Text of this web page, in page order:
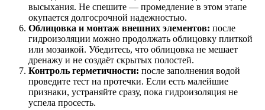
высыхания. Не спешите — промедление в этом этапе
окупается долгосрочной надежностью.
Облицовка и монтаж внешних элементов: после
гидроизоляции можно продолжать облицовку плиткой
или мозаикой. Убедитесь, что облицовка не мешает
дренажу и не создаёт скрытых полостей.
Контроль герметичности: после заполнения водой
проведите тест на протечки. Если есть малейшие
признаки, устраняйте сразу, пока гидроизоляция не
успела просесть.